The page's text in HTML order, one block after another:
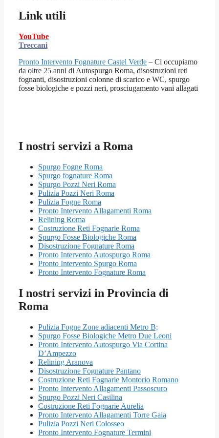
Link utili
YouTube
Treccani
Pronto Intervento Fognature Castel Verde – Ci occupiamo
da oltre 25 anni di Autospurgo Roma, disostruzioni reti
fognanti, disostruzioni colonne di scarico e WC, spurgo
fosse biologiche e pozzi neri, prosciugamento vani allagati
I nostri servizi a Roma
Spurgo Fogne Roma
Spurgo fognature Roma
Spurgo Pozzi Neri Roma
Pulizia Pozzi Neri Roma
Pulizia Fogne Roma
Pronto Intervento Allagamenti Roma
Relining Roma
Costruzione Reti Fognarie Roma
Spurgo Fosse Biologiche Roma
Disostruzione Fognature Roma
Pronto Intervento Autospurgo Roma
Pronto Intervento Spurgo Roma
Pronto Intervento Fognature Roma
I nostri servizi in Provincia di
Roma
Pulizia Fogne Zone adiacenti Metro B;
Spurgo Fosse Biologiche Metro Due Leoni
Pronto Intervento Autospurgo Via Cortina
D’Ampezzo
Relining Aranova
Disostruzione Fognature Pantano
Costruzione Reti Fognarie Montorio Romano
Pronto Intervento Allagamenti Passoscuro
Spurgo Pozzi Neri Casilina
Costruzione Reti Fognarie Aurelia
Pronto Intervento Allagamenti Torre Gaia
Pulizia Pozzi Neri Colosseo
Pronto Intervento Fognature Termini